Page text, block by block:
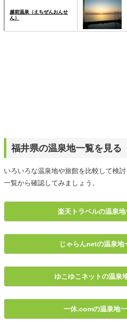
越前温泉（えちぜんおんせ
ん）
福井県の温泉地一覧を見る
いろいろな温泉地や旅館を比較して検
一覧から確認してみましょう。
楽天トラベルの温泉
じゃらんnetの温泉地
ゆこゆこネットの温泉
一休.comの温泉地